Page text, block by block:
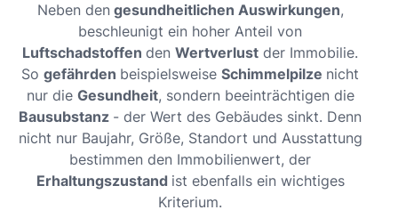
Neben dengesundheitlichen Auswirkungen,
beschleunigt ein hoher Anteil von
Luftschadstoffen den Wertverlust der Immobilie.
So gefährden beispielsweise Schimmelpilze nicht
nur die Gesundheit, sondern beeinträchtigen die
Bausubstanz - der Wert des Gebäudes sinkt. Denn
nicht nur Baujahr, Größe, Standort und Ausstattung
bestimmen den Immobilienwert, der
Erhaltungszustand ist ebenfalls ein wichtiges
Kriterium.